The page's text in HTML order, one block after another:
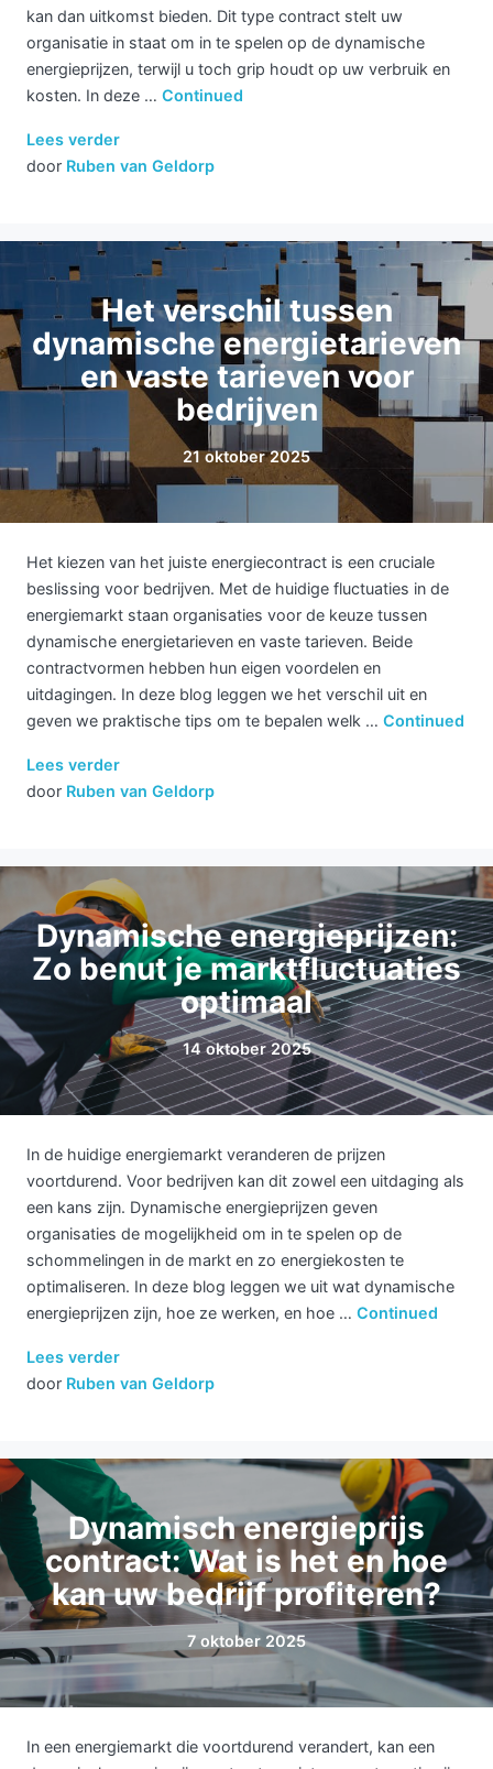
kan dan uitkomst bieden. Dit type contract stelt uw
organisatie in staat om in te spelen op de dynamische
energieprijzen, terwijl u toch grip houdt op uw verbruik en
kosten. In deze … Continued
Lees verder
door Ruben van Geldorp
Het verschil tussen
dynamische energietarieven
en vaste tarieven voor
bedrijven
21 oktober 2025
Het kiezen van het juiste energiecontract is een cruciale
beslissing voor bedrijven. Met de huidige fluctuaties in de
energiemarkt staan organisaties voor de keuze tussen
dynamische energietarieven en vaste tarieven. Beide
contractvormen hebben hun eigen voordelen en
uitdagingen. In deze blog leggen we het verschil uit en
geven we praktische tips om te bepalen welk … Continued
Lees verder
door Ruben van Geldorp
Dynamische energieprijzen:
Zo benut je marktfluctuaties
optimaal
14 oktober 2025
In de huidige energiemarkt veranderen de prijzen
voortdurend. Voor bedrijven kan dit zowel een uitdaging als
een kans zijn. Dynamische energieprijzen geven
organisaties de mogelijkheid om in te spelen op de
schommelingen in de markt en zo energiekosten te
optimaliseren. In deze blog leggen we uit wat dynamische
energieprijzen zijn, hoe ze werken, en hoe … Continued
Lees verder
door Ruben van Geldorp
Dynamisch energieprijs
contract: Wat is het en hoe
kan uw bedrijf profiteren?
7 oktober 2025
In een energiemarkt die voortdurend verandert, kan een